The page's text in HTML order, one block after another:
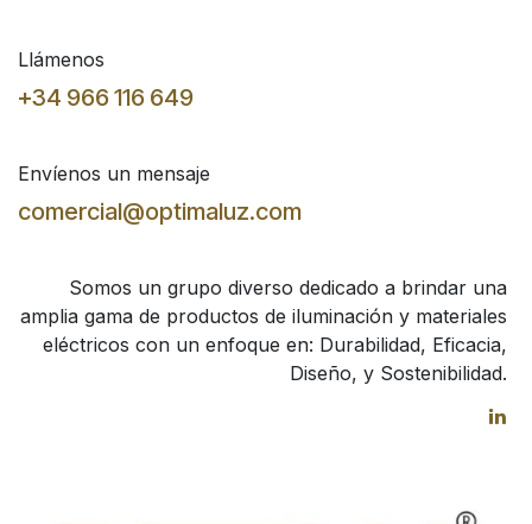
Llámenos
+34 966 116 649
Envíenos un mensaje
comercial@optimaluz.com
Somos un grupo diverso dedicado a brindar una
amplia gama de productos de iluminación y materiales
eléctricos con un enfoque en: Durabilidad, Eficacia,
Diseño, y Sostenibilidad.